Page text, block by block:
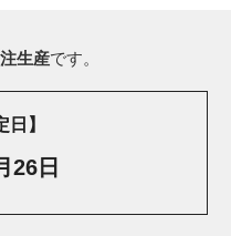
生産です。
日】
26日